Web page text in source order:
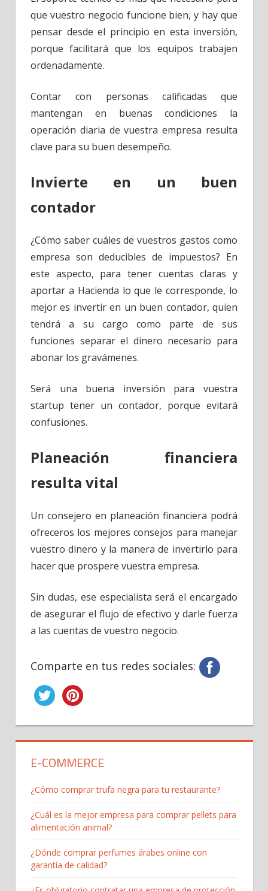
que vuestro negocio funcione bien, y hay que
pensar desde el principio en esta inversión,
porque facilitará que los equipos trabajen
ordenadamente.
Contar con personas calificadas que
mantengan en buenas condiciones la
operación diaria de vuestra empresa resulta
clave para su buen desempeño.
Invierte en un buen
contador
¿Cómo saber cuáles de vuestros gastos como
empresa son deducibles de impuestos? En
este aspecto, para tener cuentas claras y
aportar a Hacienda lo que le corresponde, lo
mejor es invertir en un buen contador, quien
tendrá a su cargo como parte de sus
funciones separar el dinero necesario para
abonar los gravámenes.
Será una buena inversión para vuestra
startup tener un contador, porque evitará
confusiones.
Planeación financiera
resulta vital
Un consejero en planeación financiera podrá
ofreceros los mejores consejos para manejar
vuestro dinero y la manera de invertirlo para
hacer que prospere vuestra empresa.
Sin dudas, ese especialista será el encargado
de asegurar el flujo de efectivo y darle fuerza
a las cuentas de vuestro negocio.
Comparte en tus redes sociales:
E-COMMERCE
¿Cómo comprar trufa negra para tu restaurante?
¿Cuál es la mejor empresa para comprar pellets para
alimentación animal?
¿Dónde comprar perfumes árabes online con
garantía de calidad?